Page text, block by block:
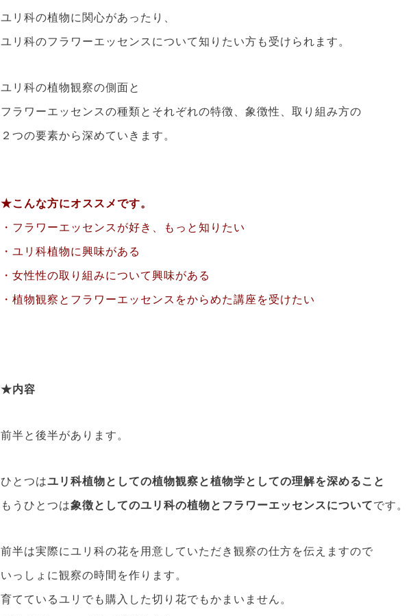
ユリ科の植物に関心があったり、
ユリ科のフラワーエッセンスについて知りたい方も受けられます。
ユリ科の植物観察の側面と
フラワーエッセンスの種類とそれぞれの特徴、象徴性、取り組み方の
２つの要素から深めていきます。
★こんな方にオススメです。
・フラワーエッセンスが好き、もっと知りたい
・ユリ科植物に興味がある
・女性性の取り組みについて興味がある
・植物観察とフラワーエッセンスをからめた講座を受けたい
★内容
前半と後半があります。
ひとつはユリ科植物としての植物観察と植物学としての理解を深めること
もうひとつは象徴としてのユリ科の植物とフラワーエッセンスについてです。
前半は実際にユリ科の花を用意していただき観察の仕方を伝えますので
いっしょに観察の時間を作ります。
育てているユリでも購入した切り花でもかまいません。